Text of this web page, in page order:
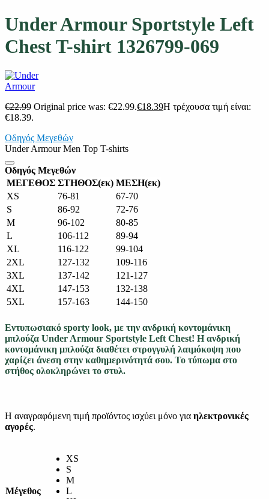
Under Armour Sportstyle Left
Chest T-shirt 1326799-069
€22.99 Original price was: €22.99.€18.39Η τρέχουσα τιμή είναι:
€18.39.
Οδηγός Μεγεθών
Under Armour Men Top T-shirts
Οδηγός Μεγεθών
ΜΕΓΕΘΟΣ ΣΤΗΘΟΣ(εκ) ΜΕΣΗ(εκ)
XS
76-81
67-70
S
86-92
72-76
M
96-102
80-85
L
106-112
89-94
XL
116-122
99-104
2XL
127-132
109-116
3XL
137-142
121-127
4XL
147-153
132-138
5XL
157-163 144-150
Εντυπωσιακό sporty look, με την ανδρική κοντομάνικη
μπλούζα Under Armour Sportstyle Left Chest! Η ανδρική
κοντομάνικη μπλούζα διαθέτει στρογγυλή λαιμόκοψη που
χαρίζει άνεση στην καθημερινότητά σου. Το τύπωμα στο
στήθος ολοκληρώνει το στυλ.
Η αναγραφόμενη τιμή προϊόντος ισχύει μόνο για ηλεκτρονικές
αγορές.
Μέγεθος
XS
S
M
L